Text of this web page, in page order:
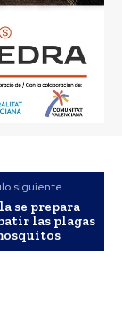
siguiente
se prepara
las plagas